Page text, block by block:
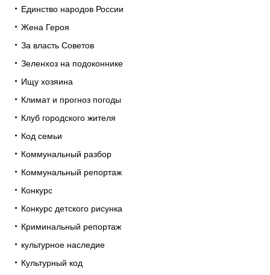
Единство народов России
Жена Героя
За власть Советов
Зеленхоз на подоконнике
Ищу хозяина
Климат и прогноз погоды
Клуб городского жителя
Код семьи
Коммунальный разбор
Коммунальный репортаж
Конкурс
Конкурс детского рисунка
Криминальный репортаж
культурное наследие
Культурный код